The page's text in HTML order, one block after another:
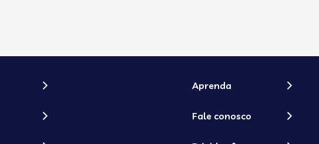
Aprenda
Fale conosco